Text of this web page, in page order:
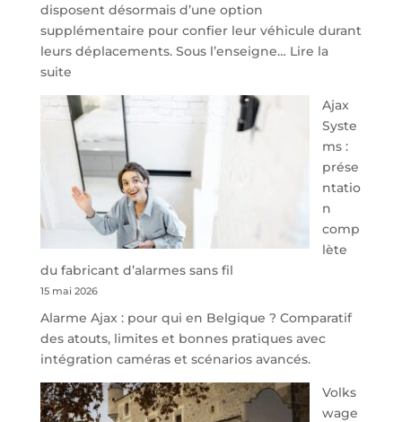
disposent désormais d’une option
supplémentaire pour confier leur véhicule durant
leurs déplacements. Sous l’enseigne… Lire la
suite:
À
40
minutes
de
Namur,
Steveny
Park
redessine
de
parking
sécurisé
à
l’aéroport
de
Charleroi
Ajax
Syste
ms :
prése
ntatio
n
comp
lète
du fabricant d’alarmes sans fil
15 mai 2026
Alarme Ajax : pour qui en Belgique ? Comparatif
des atouts, limites et bonnes pratiques avec
intégration caméras et scénarios avancés.
Volks
wage